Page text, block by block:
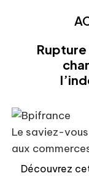
Le saviez-
aux
Découvrez